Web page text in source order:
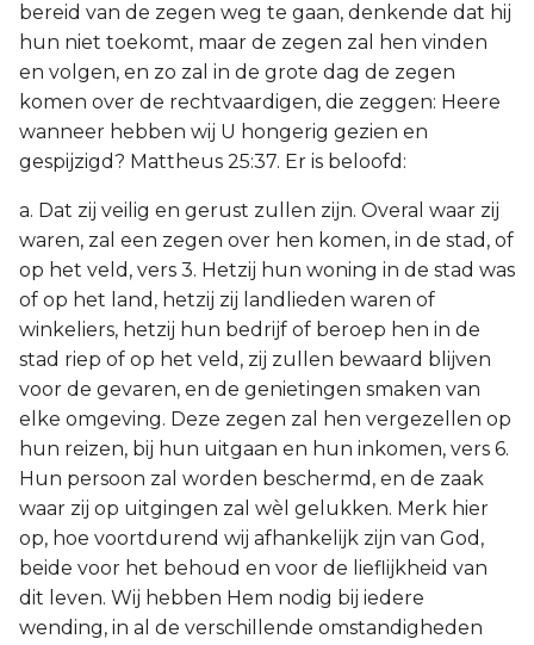
bereid van de zegen weg te gaan, denkende dat hij
hun niet toekomt, maar de zegen zal hen vinden
en volgen, en zo zal in de grote dag de zegen
komen over de rechtvaardigen, die zeggen: Heere
wanneer hebben wij U hongerig gezien en
gespijzigd? Mattheus 25:37. Er is beloofd:
a. Dat zij veilig en gerust zullen zijn. Overal waar zij
waren, zal een zegen over hen komen, in de stad, of
op het veld, vers 3. Hetzij hun woning in de stad was
of op het land, hetzij zij landlieden waren of
winkeliers, hetzij hun bedrijf of beroep hen in de
stad riep of op het veld, zij zullen bewaard blijven
voor de gevaren, en de genietingen smaken van
elke omgeving. Deze zegen zal hen vergezellen op
hun reizen, bij hun uitgaan en hun inkomen, vers 6.
Hun persoon zal worden beschermd, en de zaak
waar zij op uitgingen zal wèl gelukken. Merk hier
op, hoe voortdurend wij afhankelijk zijn van God,
beide voor het behoud en voor de lieflijkheid van
dit leven. Wij hebben Hem nodig bij iedere
wending, in al de verschillende omstandigheden